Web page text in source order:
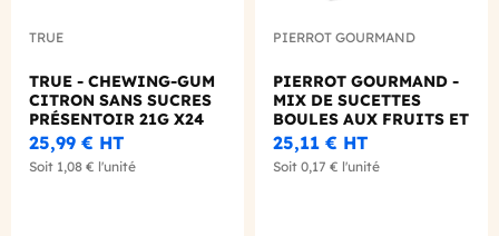
TRUE
TRUE - CHEWING-GUM
CITRON SANS SUCRES
PRÉSENTOIR 21G X24
25,99 € HT
Soit 1,08 € l'unité
PIERROT GOURMAND
PIERROT GOURMAND -
MIX DE SUCETTES
BOULES AUX FRUITS ET
COLA 12G X150
25,11 € HT
Soit 0,17 € l'unité